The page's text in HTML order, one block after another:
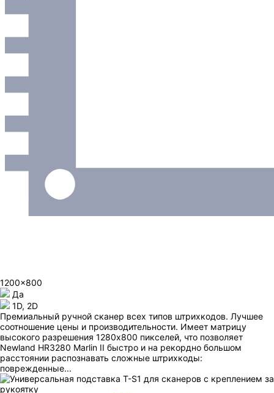
1200x800
Да
1D, 2D
Премиальный ручной сканер всех типов штрихкодов. Лучшее
соотношение цены и производительности. Имеет матрицу
высокого разрешения 1280x800 пикселей, что позволяет
Newland HR3280 Marlin II быстро и на рекордно большом
расстоянии распознавать сложные штрихкоды:
поврежденные...